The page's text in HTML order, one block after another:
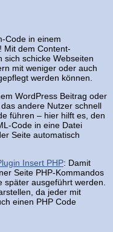
Code in einem
Mit dem Content-
sich schicke Webseiten
mit weniger oder auch
werden können.
WordPress Beitrag oder
andere Nutzer schnell
führen – hier hilft es, den
Code in eine Datei
Seite automatisch
Insert PHP: Damit
Seite PHP-Kommandos
später ausgeführt werden.
da jeder mit
einen PHP Code